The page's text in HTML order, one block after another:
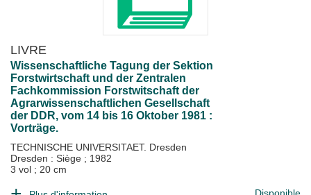
LIVRE
Wissenschaftliche Tagung der Sektion
Forstwirtschaft und der Zentralen
Fachkommission Forstwitschaft der
Agrarwissenschaftlichen Gesellschaft
der DDR, vom 14 bis 16 Oktober 1981 :
Vorträge.
TECHNISCHE UNIVERSITAET. Dresden
Dresden : Siège ; 1982
3 vol ; 20 cm